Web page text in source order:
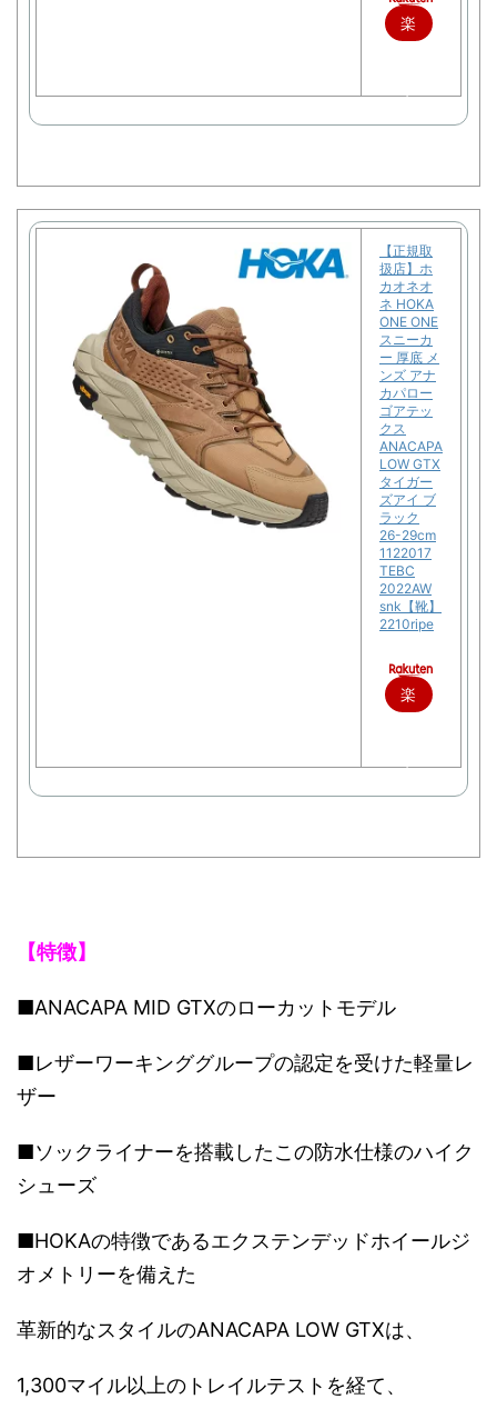
楽
で
購
【正規取
扱店】ホ
カオネオ
ネ HOKA
ONE ONE
スニーカ
ー 厚底 メ
ンズ アナ
カパロー
ゴアテッ
クス
ANACAPA
LOW GTX
タイガー
ズアイ ブ
ラック
26-29cm
1122017
TEBC
2022AW
snk【靴】
2210ripe
楽
で
購
【特徴】
■ANACAPA MID GTXのローカットモデル
■レザーワーキンググループの認定を受けた軽量レ
ザー
■ソックライナーを搭載したこの防水仕様のハイク
シューズ
■HOKAの特徴であるエクステンデッドホイールジ
オメトリーを備えた
革新的なスタイルのANACAPA LOW GTXは、
1,300マイル以上のトレイルテストを経て、